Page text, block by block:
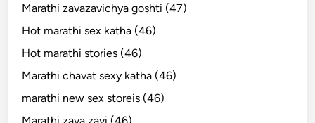
Marathi zavazavichya goshti (47)
Hot marathi sex katha (46)
Hot marathi stories (46)
Marathi chavat sexy katha (46)
marathi new sex storeis (46)